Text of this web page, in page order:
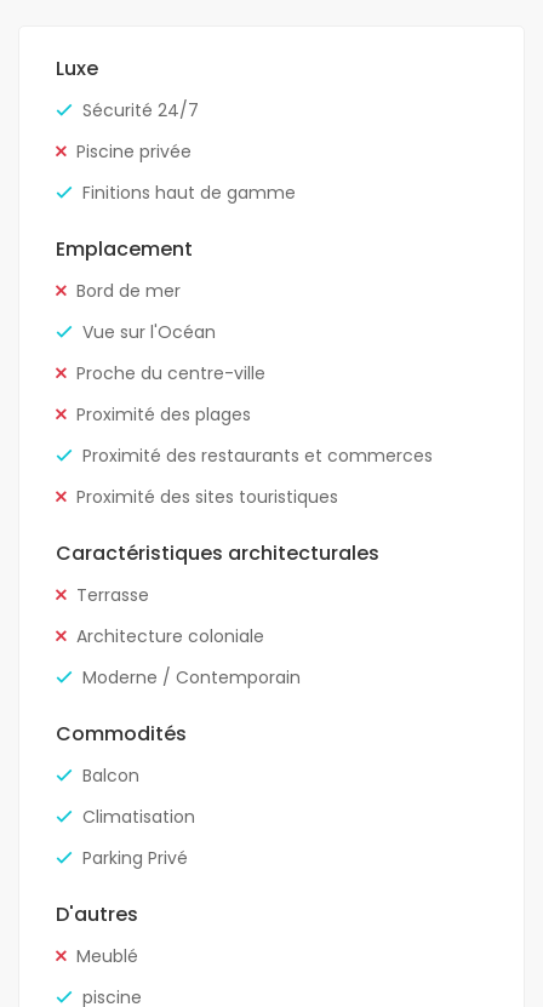
Luxe
Sécurité 24/7
Piscine privée
Finitions haut de gamme
Emplacement
Bord de mer
Vue sur l'Océan
Proche du centre-ville
Proximité des plages
Proximité des restaurants et commerces
Proximité des sites touristiques
Caractéristiques architecturales
Terrasse
Architecture coloniale
Moderne / Contemporain
Commodités
Balcon
Climatisation
Parking Privé
D'autres
Meublé
piscine